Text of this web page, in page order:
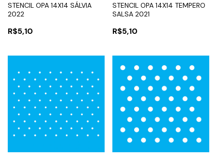
STENCIL OPA 14X14 SÁLVIA
2022
R$5,10
STENCIL OPA 14X14 TEMPERO
SALSA 2021
R$5,10